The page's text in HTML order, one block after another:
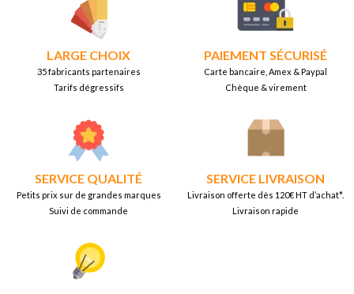
LARGE CHOIX
35 fabricants partenaires
Tarifs dégressifs
PAIEMENT SÉCURISÉ
Carte bancaire, Amex & Paypal
Chèque & virement
SERVICE QUALITÉ
Petits prix sur de grandes marques
Suivi de commande
SERVICE LIVRAISON
Livraison offerte dès 120€ HT d’achat*.
Livraison rapide